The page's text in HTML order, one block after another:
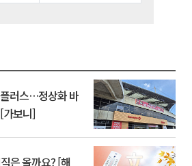
러스…정상화 바
가보니]
은 올까요? [해